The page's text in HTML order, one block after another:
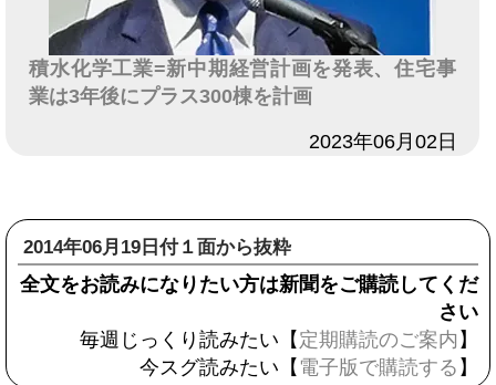
積水化学工業=新中期経営計画を発表、住宅事
業は3年後にプラス300棟を計画
2023年06月02日
2014年06月19日付１面から抜粋
全文をお読みになりたい方は新聞をご購読してくだ
さい
毎週じっくり読みたい【 定期購読のご案内 】
今スグ読みたい【 電子版で購読する 】